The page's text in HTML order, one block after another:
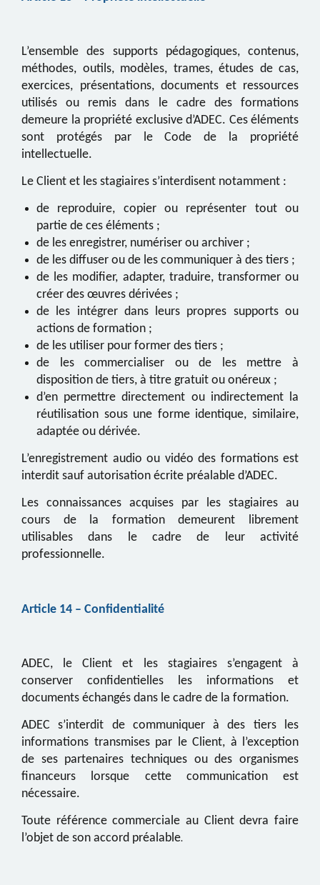
L’ensemble des supports pédagogiques, contenus,
méthodes, outils, modèles, trames, études de cas,
exercices, présentations, documents et ressources
utilisés ou remis dans le cadre des formations
demeure la propriété exclusive d’ADEC. Ces éléments
sont protégés par le Code de la propriété
intellectuelle.
Le Client et les stagiaires s’interdisent notamment :
de reproduire, copier ou représenter tout ou
partie de ces éléments ;
de les enregistrer, numériser ou archiver ;
de les diffuser ou de les communiquer à des tiers ;
de les modifier, adapter, traduire, transformer ou
créer des œuvres dérivées ;
de les intégrer dans leurs propres supports ou
actions de formation ;
de les utiliser pour former des tiers ;
de les commercialiser ou de les mettre à
disposition de tiers, à titre gratuit ou onéreux ;
d’en permettre directement ou indirectement la
réutilisation sous une forme identique, similaire,
adaptée ou dérivée.
L’enregistrement audio ou vidéo des formations est
interdit sauf autorisation écrite préalable d’ADEC.
Les connaissances acquises par les stagiaires au
cours de la formation demeurent librement
utilisables dans le cadre de leur activité
professionnelle.
Article 14 – Confidentialité
ADEC, le Client et les stagiaires s’engagent à
conserver confidentielles les informations et
documents échangés dans le cadre de la formation.
ADEC s’interdit de communiquer à des tiers les
informations transmises par le Client, à l’exception
de ses partenaires techniques ou des organismes
financeurs lorsque cette communication est
nécessaire.
Toute référence commerciale au Client devra faire
l’objet de son accord préalable.